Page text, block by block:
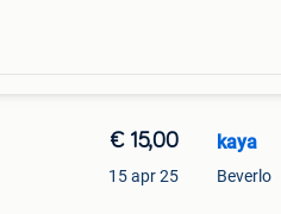
€ 15,00
15 apr 25
kaya
Beverlo